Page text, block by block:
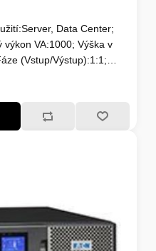
Data Center;
výkon VA:1000; Výška v
(Vstup/Výstup):1:1;